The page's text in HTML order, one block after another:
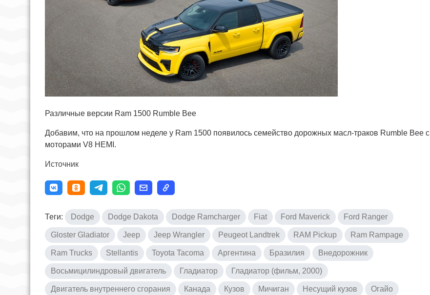
Различные версии Ram 1500 Rumble Bee
Добавим, что на прошлом неделе у Ram 1500 появилось семейство дорожных масл-траков Rumble Bee с
моторами V8 HEMI.
Источник
Теги: Dodge Dodge Dakota Dodge Ramcharger Fiat Ford Maverick Ford Ranger
Gloster Gladiator Jeep Jeep Wrangler Peugeot Landtrek RAM Pickup Ram Rampage
Ram Trucks Stellantis Toyota Tacoma Аргентина Бразилия Внедорожник
Восьмицилиндровый двигатель Гладиатор Гладиатор (фильм, 2000)
Двигатель внутреннего сгорания Канада Кузов Мичиган Несущий кузов Огайо